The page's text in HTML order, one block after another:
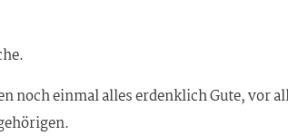
noch einmal alles erdenklich Gute, vor